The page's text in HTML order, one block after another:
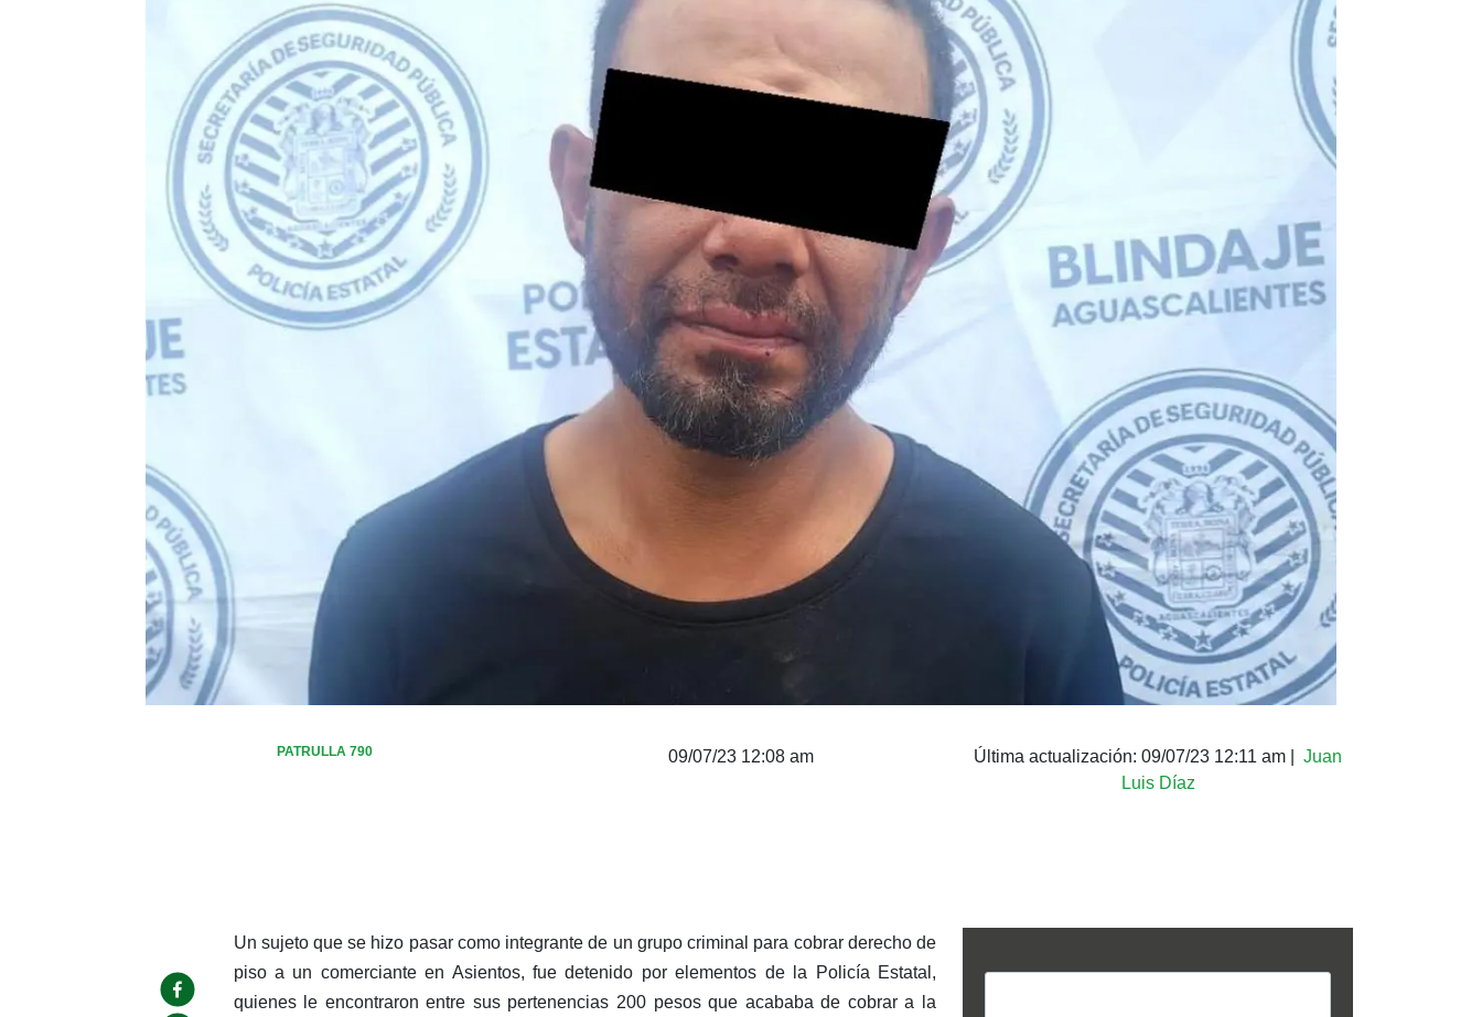
PATRULLA 790 09/07/23 12:08 am Última actualización: 09/07/23 12:11 am
Juan
Luis Díaz
Un sujeto que se hizo pasar como integrante de un grupo criminal para cobrar derecho de
piso a un comerciante en Asientos, fue detenido por elementos de la Policía Estatal,
quienes le encontraron entre sus pertenencias 200 pesos que acababa de cobrar a la